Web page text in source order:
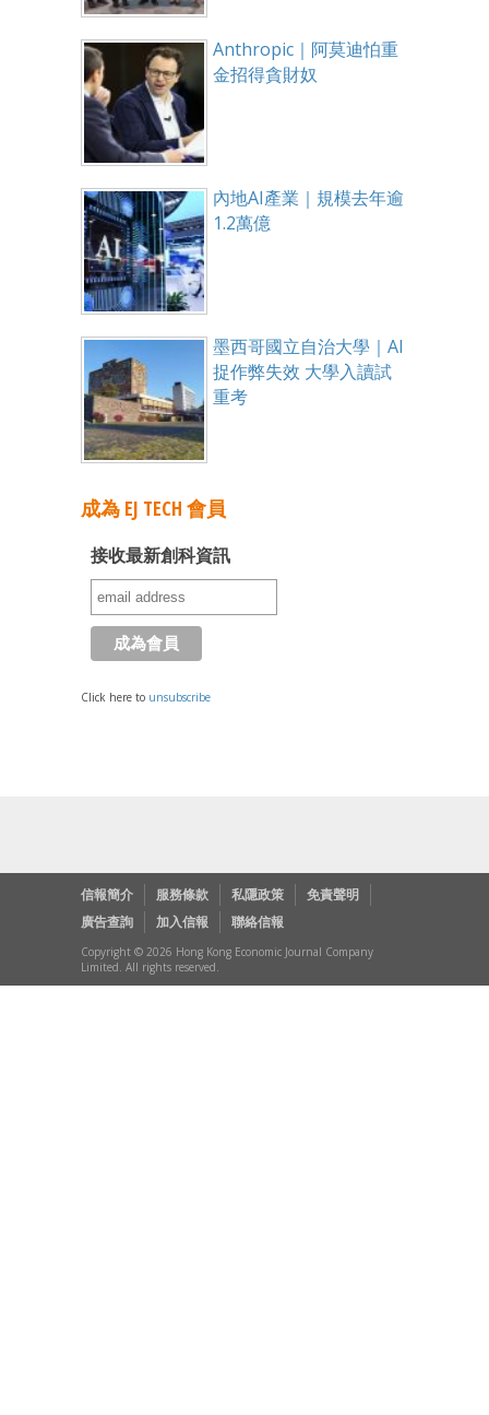
Anthropic｜阿莫迪怕重
金招得貪財奴
內地AI產業｜規模去年逾
1.2萬億
墨西哥國立自治大學｜AI
捉作弊失效 大學入讀試
重考
成為 EJ TECH 會員
接收最新創科資訊
Click here to unsubscribe
信報簡介 服務條款 私隱政策
免責聲明
廣告查詢
加入信報 聯絡信報
Copyright © 2026 Hong Kong Economic Journal Company
Limited. All rights reserved.